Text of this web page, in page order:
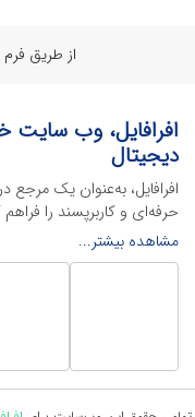
از طریق فرم
افرافایل، وب
دیجیتال
افرافایل، به‌عنوان یک مرجع
حرفه‌ای و کاربرپسند را
طراحان، دانشجویان و
دیجیتال خود را به فروش
اکسل گرفته تا قالب‌های
هزینه‌های خود را کاهش
مشاهده بیشتر...